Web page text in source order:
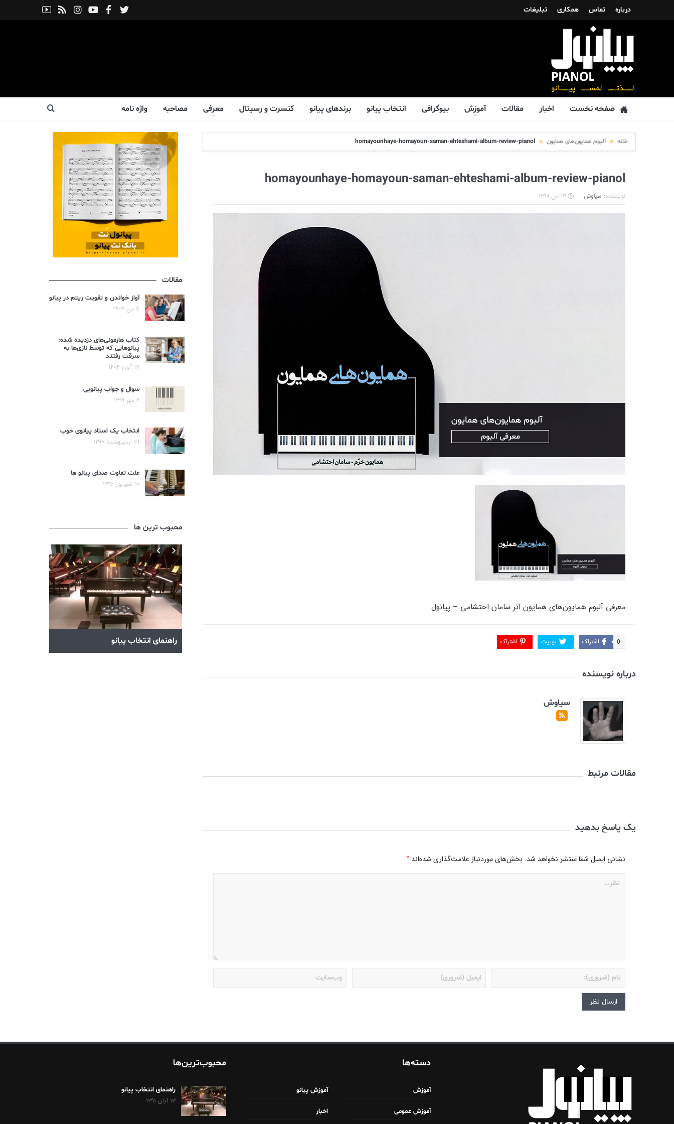
درباره تماس همکاری تبلیغات
صفحه نخست اخبار مقالات آموزش بیوگرافی انتخاب پیانو برندهای پیانو کنسرت و رسیتال معرفی مصاحبه واژه نامه
خانه آلبوم همایون‌های همایون homayounhaye-homayoun-saman-ehteshami-album-review-pianol
homayounhaye-homayoun-saman-ehteshami-album-review-pianol
نویسنده: سیاوش ۱۴ دی ۱۳۹۹
معرفی آلبوم همایون‌های همایون اثر سامان احتشامی – پیانول
اشتراک 0 توییت اشتراک
درباره نویسنده
سیاوش
مقالات مرتبط
یک پاسخ بدهید
نشانی ایمیل شما منتشر نخواهد شد. بخش‌های موردنیاز علامت‌گذاری شده‌اند*
مقالات
آواز خواندن و تقویت ریتم در پیانو
۷ دی ۱۴۰۴
کتاب هارمونی‌های دزدیده شده:
پیانوهایی که توسط نازی‌ها به
سرقت رفتند
۱۷ آبان ۱۴۰۴
سوال و جواب پیانویی
۶ مهر ۱۳۹۹
انتخاب یک استاد پیانوی خوب
۳۱ اردیبهشت ۱۳۹۷
علت تفاوت صدای پیانو ها
۱۰ شهریور ۱۳۹۶
محبوب ترین ها
آشنایی با ساختار داخلی و مکانیزم پیانو
دسته‌ها
آموزش آموزش پیانو
آموزش عمومی اخبار
محبوب‌ترین‌ها
راهنمای انتخاب پیانو
۱۳ آبان ۱۳۹۱